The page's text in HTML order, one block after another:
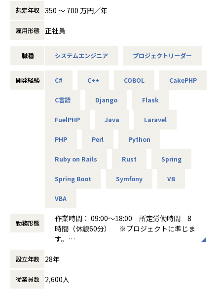
・研修制度や経験豊富な先輩エンジニアが多数在籍。技術面
で困ったときも、すぐに相談・学べる体制を整えています。
・エンジニア専任のサポート担当が常駐。技術の悩みからキ
の実現実績有！
→ 業務システムの開発、設計の案件へアサイン
→大手メーカーでSalesforce導入支援をする案件へアサイ
・Cさんの場合：サーバーの運用監視業務の経験あり
会社の定める業務
きます。
◎勤務地においても通勤可能範囲をヒアリングし、その周辺
エリアで相談させていただきます。
・基幹システム開発／C#、JavaScript
・Webアプリ開発／PHP、Java
・シュミレーションシステム開発／Unity、C#、VB.NET
名）がある環境です。
▼得られる経験
多様なスキルを身につけたい方や、
です。
また、「エンジニアファースト」の理念のもと、無理な配属
は行わず、最終的な案件の選択はエンジニアご本人にお任せ
しています。
常に安心して働ける環境づくりに努めており、名古屋拠点は
拠点長をはじめ営業・事務スタッフも含め、アットホームで
温かみのある雰囲気の職場です。
想定年収 350 〜 700 万円／年
雇用形態 正社員
職種 システムエンジニア プロジェクトリーダー
開発経験 C# C++ COBOL CakePHP
C言語 Django Flask
FuelPHP Java Laravel
PHP Perl Python
Ruby on Rails Rust Spring
Spring Boot Symfony VB
VBA
勤務形態
作業時間： 09:00～18:00 所定労働時間 8
時間（休憩60分） ※プロジェクトに準じま
す。
時など）
休憩時間： 60分
設立年数 28年
従業員数 2,600人